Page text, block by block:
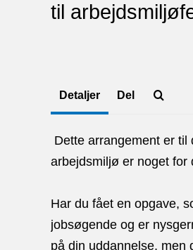
til
Detaljer Del
Dette arrangement er
arbejdsmiljø er noget for
Har du fået en opgave,
jobsøgende og er
på din uddannelse, men